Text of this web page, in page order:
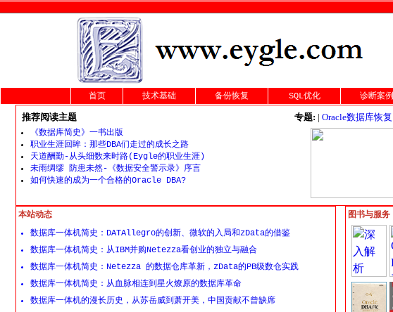
首页 技术基础 备份恢复 SQL优化 诊断案例
推荐阅读主题 专题: | Oracle数据库恢复
《数据库简史》一书出版
职业生涯回眸：那些DBA们走过的成长之路
天道酬勤-从头细数来时路(Eygle的职业生涯)
未雨绸缪 防患未然-《数据安全警示录》序言
如何快速的成为一个合格的Oracle DBA?
本站动态
数据库一体机简史：DATAllegro的创新、微软的入局和zData的借鉴
数据库一体机简史：从IBM并购Netezza看创业的独立与融合
数据库一体机简史：Netezza 的数据仓库革新，zData的PB级数仓实践
数据库一体机简史：从血脉相连到星火燎原的数据库革命
数据库一体机的漫长历史，从苏岳威到萧开美，中国贡献不曾缺席
图书与服务